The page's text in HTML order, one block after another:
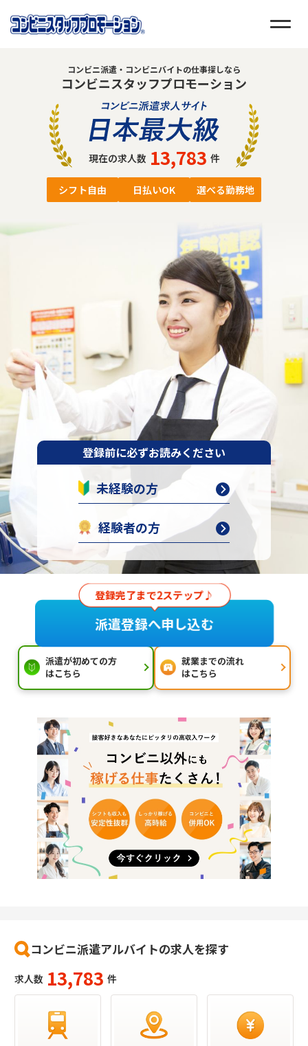
コンビニ派遣・コンビニバイトの仕事探しなら
コンビニスタッフプロモーション
現在の求人数 13,783 件
シフト自由 日払いOK 選べる勤務地
登録前に必ずお読みください
未経験の方
経験者の方
派遣登録へ申し込む
登録完了まで2ステップ♪
派遣が初めての方
はこちら
就業までの流れ
はこちら
コンビニ派遣アルバイトの求人を探す
求人数 13,783 件